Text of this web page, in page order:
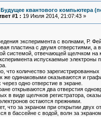
квантового компьютера
#1 : 19 Июля 2014, 21:07:43 »
эксперимента с волнами, Р.
пластина с двумя отверстиями, а в
системой, отвечающей щелчком на
испускаемые электроны
что количество
же одинаковыми оказываются и
одно отверстие в экране.
открываются два отверстия
в виде щелчков регистратора,
остаются прежними.
что за экраном при открытии двух
в бассейне с водой, волн за